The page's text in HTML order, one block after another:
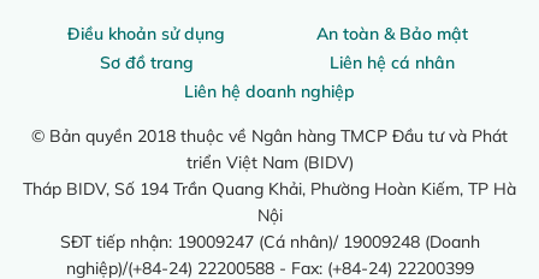
Điều khoản sử dụng
An toàn & Bảo mật
Sơ đồ trang
Liên hệ cá nhân
Liên hệ doanh nghiệp
© Bản quyền 2018 thuộc về Ngân hàng TMCP Đầu tư và Phát
triển Việt Nam (BIDV)
Tháp BIDV, Số 194 Trần Quang Khải, Phường Hoàn Kiếm, TP Hà
Nội
SĐT tiếp nhận: 19009247 (Cá nhân)/ 19009248 (Doanh
nghiệp)/(+84-24) 22200588 - Fax: (+84-24) 22200399